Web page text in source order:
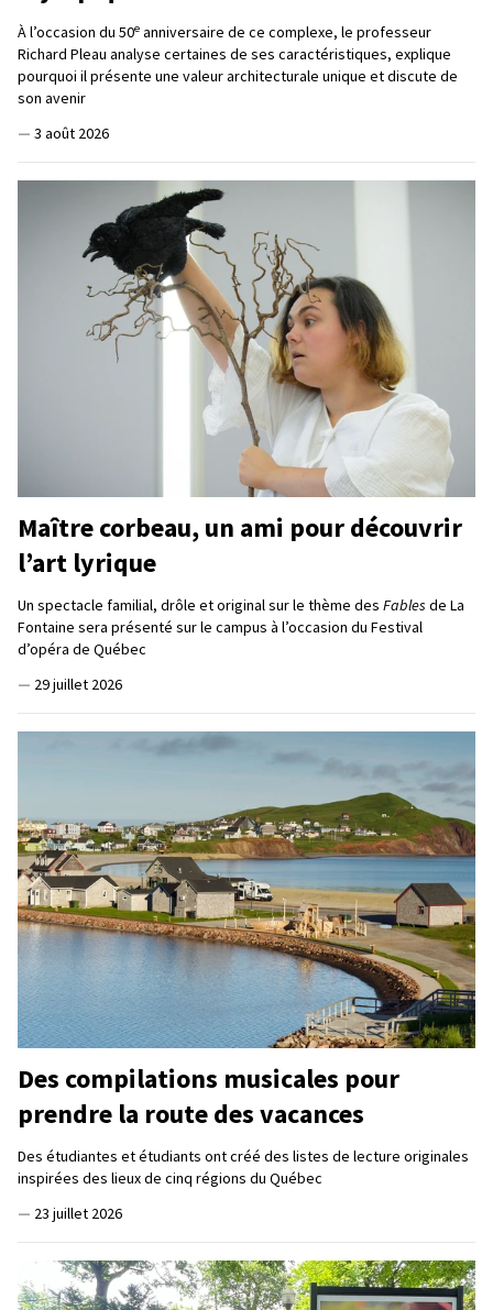
À l’occasion du 50e anniversaire de ce complexe, le professeur
Richard Pleau analyse certaines de ses caractéristiques, explique
pourquoi il présente une valeur architecturale unique et discute de
son avenir
— 3 août 2026
Maître corbeau, un ami pour découvrir
l’art lyrique
Un spectacle familial, drôle et original sur le thème des Fables de La
Fontaine sera présenté sur le campus à l’occasion du Festival
d’opéra de Québec
— 29 juillet 2026
Des compilations musicales pour
prendre la route des vacances
Des étudiantes et étudiants ont créé des listes de lecture originales
inspirées des lieux de cinq régions du Québec
— 23 juillet 2026